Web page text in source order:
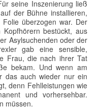
seine Inszenierung ließ
der Bühne installieren,
überzogen war. Der
bestückt, aus
Asylsuchenden oder der
gab eine sensible,
Frau, die nach ihrer Tat
bekam. Und wenn am
das auch wieder nur ein
denn Fehlleistungen wie
und vorhersehbar.
müssen.